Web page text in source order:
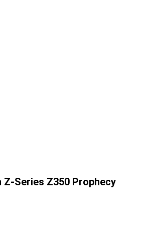
Series Z350 Prophecy